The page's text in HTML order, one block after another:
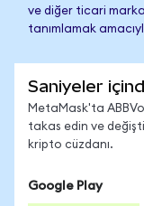
ve diğer ticari
tanımlamak
Saniyeler
MetaMask'ta
takas edin ve
kripto cüzdanı.
Google Play